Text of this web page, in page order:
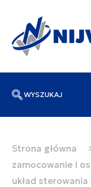
WYSZUKAJ
Wpisz
Strona główna
zamocowanie i
układ sterowania